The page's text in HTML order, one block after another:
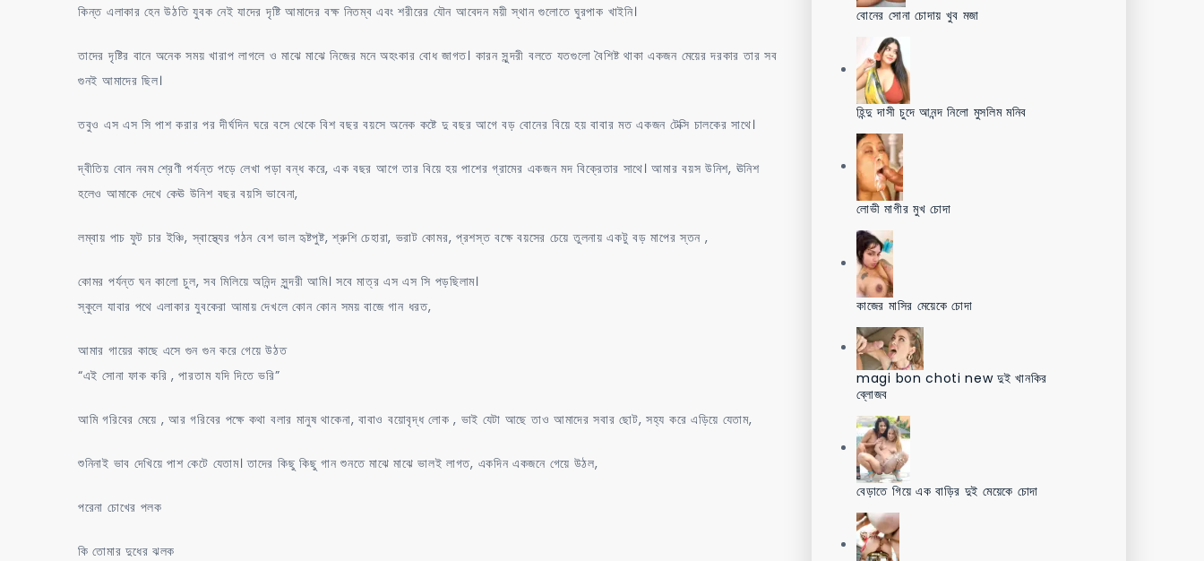
কিন্ত এলাকার হেন উঠতি যুবক নেই যাদের দৃষ্টি আমাদের বক্ষ নিতম্ব এবং শরীরের যৌন আবেদন ময়ী স্থান গুলোতে ঘুরপাক খাইনি।
তাদের দৃষ্টির বানে অনেক সময় খারাপ লাগলে ও মাঝে মাঝে নিজের মনে অহংকার বোধ জাগত। কারন সুন্দরী বলতে যতগুলো বৈশিষ্ট থাকা একজন মেয়ের দরকার তার সব
গুনই আমাদের ছিল।
তবুও এস এস সি পাশ করার পর দীর্ঘদিন ঘরে বসে থেকে বিশ বছর বয়সে অনেক কষ্টে দু বছর আগে বড় বোনের বিয়ে হয় বাবার মত একজন টেক্সি চালকের সাথে।
দ্বীতিয় বোন নবম শ্রেণী পর্যন্ত পড়ে লেখা পড়া বন্ধ করে, এক বছর আগে তার বিয়ে হয় পাশের গ্রামের একজন মদ বিক্রেতার সাথে। আমার বয়স উনিশ, ঊনিশ
হলেও আমাকে দেখে কেঊ উনিশ বছর বয়সি ভাবেনা,
লম্বায় পাচ ফুট চার ইঞ্চি, স্বাস্থ্যের গঠন বেশ ভাল হৃষ্টপুষ্ট, শ্রুশি চেহারা, ভরাট কোমর, প্রশস্ত বক্ষে বয়সের চেয়ে তুলনায় একটু বড় মাপের স্তন ,
কোমর পর্যন্ত ঘন কালো চুল, সব মিলিয়ে অনিন্দ সুন্দরী আমি। সবে মাত্র এস এস সি পড়ছিলাম।
স্কুলে যাবার পথে এলাকার যুবকেরা আমায় দেখলে কোন কোন সময় বাজে গান ধরত,
আমার গায়ের কাছে এসে গুন গুন করে গেয়ে উঠত
“এই সোনা ফাক করি , পারতাম যদি দিতে ভরি”
আমি গরিবের মেয়ে , আর গরিবের পক্ষে কথা বলার মানুষ থাকেনা, বাবাও বয়োবৃদ্ধ লোক , ভাই যেটা আছে তাও আমাদের সবার ছোট, সহ্য করে এড়িয়ে যেতাম,
শুনিনাই ভাব দেখিয়ে পাশ কেটে যেতাম। তাদের কিছু কিছু গান শুনতে মাঝে মাঝে ভালই লাগত, একদিন একজনে গেয়ে উঠল,
পরেনা চোখের পলক
কি তোমার দুধের ঝলক
বোনের সোনা চোদায় খুব মজা
হিন্দু দাসী চুদে আনন্দ নিলো মুসলিম মনিব
লোভী মাগীর মুখ চোদা
কাজের মাসির মেয়েকে চোদা
magi bon choti new দুই খানকির
ব্লোজব
বেড়াতে গিয়ে এক বাড়ির দুই মেয়েকে চোদা